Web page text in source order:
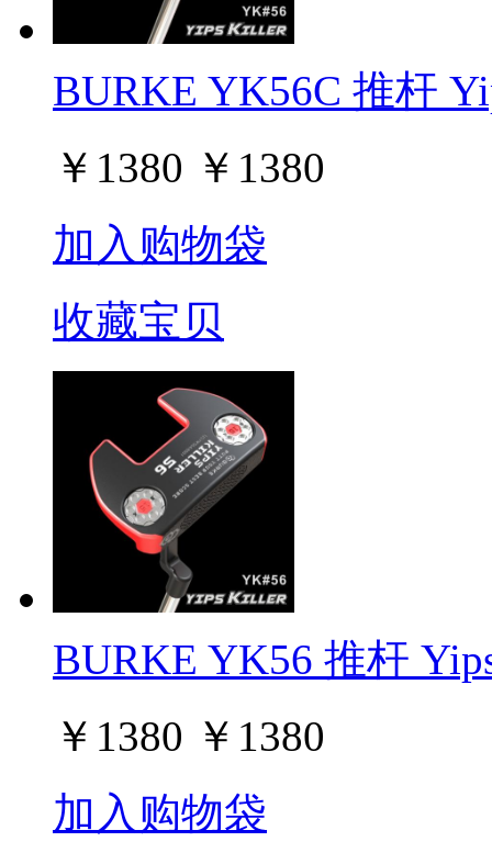
BURKE YK56C 推杆
￥ 1380 ￥ 1380
加入购物袋
收藏宝贝
BURKE YK56 推杆
￥ 1380 ￥ 1380
加入购物袋